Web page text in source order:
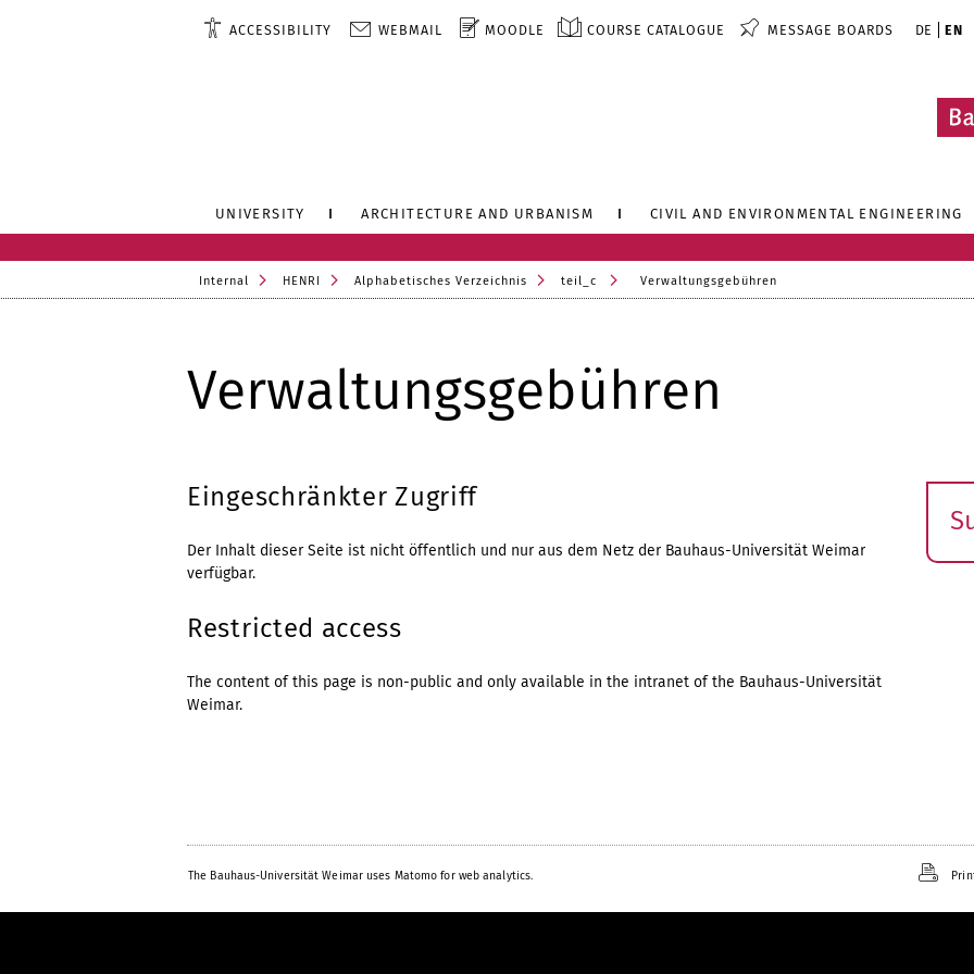
ACCESSIBILITY WEBMAIL MOODLE COURSE CATALOGUE MESSAGE BOARDS DE EN
UNIVERSITY ARCHITECTURE AND URBANISM CIVIL AND ENVIRONMENTAL ENGINEERING
Internal HENRI Alphabetisches Verzeichnis teil_c Verwaltungsgebühren
Verwaltungsgebühren
Eingeschränkter Zugriff
Der Inhalt dieser Seite ist nicht öffentlich und nur aus dem Netz der Bauhaus-Universität Weimar
verfügbar.
Restricted access
The content of this page is non-public and only available in the intranet of the Bauhaus-Universität
Weimar.
The Bauhaus-Universität Weimar uses Matomo for web analytics.